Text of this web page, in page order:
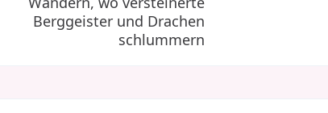
Berggeister und Drachen
schlummern